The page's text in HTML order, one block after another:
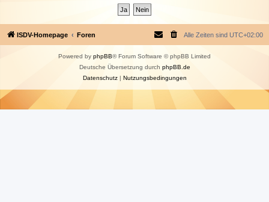
ISDV-Homepage Foren Alle Zeiten sind UTC+02:00
Powered by phpBB® Forum Software © phpBB Limited
Deutsche Übersetzung durch phpBB.de
Datenschutz| Nutzungsbedingungen